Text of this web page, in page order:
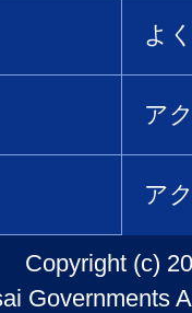
よ
ア
ア
Copyright (c)
Governments